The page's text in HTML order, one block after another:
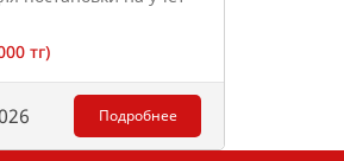
тг)
Подробнее